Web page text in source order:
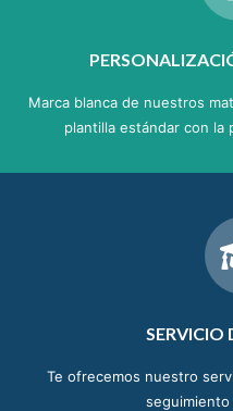
Marca blanca de nuestros
plantilla estándar con la
SERVICIO
Te ofrecemos nuestro